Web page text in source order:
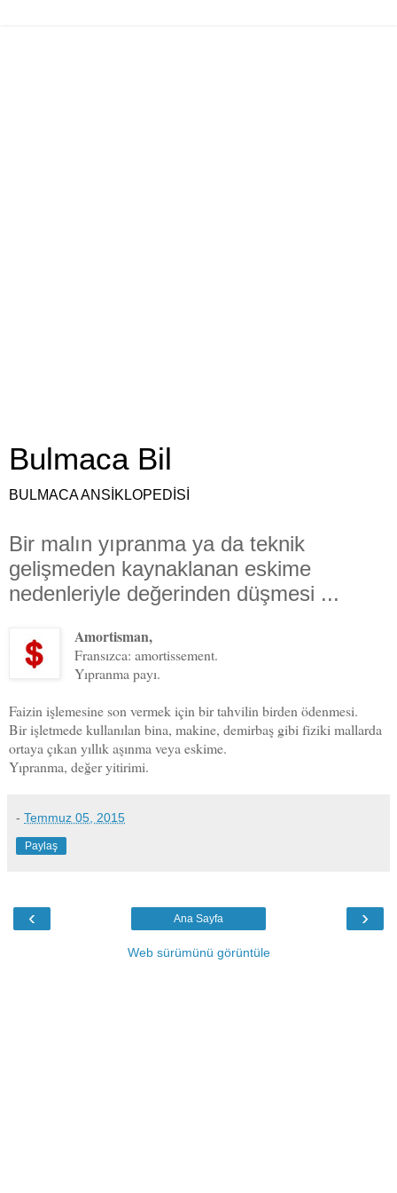
Bulmaca Bil
BULMACA ANSİKLOPEDİSİ
Bir malın yıpranma ya da teknik
gelişmeden kaynaklanan eskime
nedenleriyle değerinden düşmesi ...
Amortisman,
Fransızca: amortissement.
Yıpranma payı.
Faizin işlemesine son vermek için bir tahvilin birden ödenmesi.
Bir işletmede kullanılan bina, makine, demirbaş gibi fiziki mallarda
ortaya çıkan yıllık aşınma veya eskime.
Yıpranma, değer yitirimi.
- Temmuz 05, 2015
Paylaş
‹ ›
Ana Sayfa
Web sürümünü görüntüle